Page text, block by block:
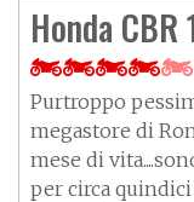
Honda
Purtroppo
megastore di
mese di
per circa